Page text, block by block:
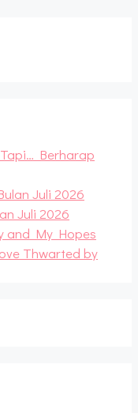
Berharap
Juli 2026
Juli 2026
and My Hopes
Thwarted by